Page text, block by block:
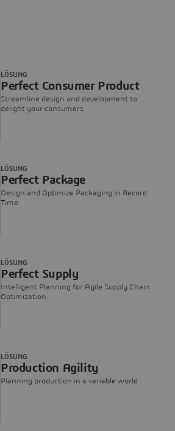
Perfect Consumer Product
Streamline design and development to
delight your consumers
LÖSUNG
Perfect Package
Design and Optimize Packaging in Record
Time
LÖSUNG
Perfect Supply
Intelligent Planning for Agile Supply Chain
Optimization
LÖSUNG
Production Agility
Planning production in a variable world
LÖSUNG